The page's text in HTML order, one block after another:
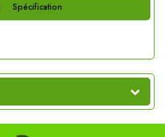
Spécification